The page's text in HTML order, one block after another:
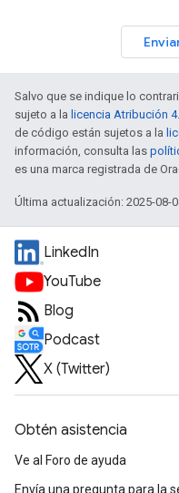
Salvo que se indique lo
sujeto a la licencia Atribución
de código están sujetos a la
información, consulta las
es una marca registrada de
Última actualización: 2025-08-
LinkedIn
YouTube
Blog
Podcast
X (Twitter)
Obtén asistencia
Ve al Foro de ayuda
Envía una pregunta para la